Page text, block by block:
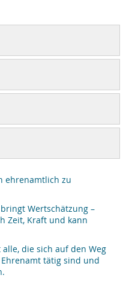
ehrenamtlich zu
Wertschätzung –
Zeit, Kraft und kann
die sich auf den Weg
tätig sind und